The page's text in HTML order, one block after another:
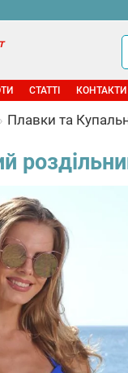
СТАТТІ КОНТАКТИ
Плавки та